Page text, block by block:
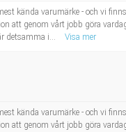
kända varumärke - och vi
att genom vårt jobb göra
detsamma i...
Visa mer
kända varumärke - och vi
att genom vårt jobb göra